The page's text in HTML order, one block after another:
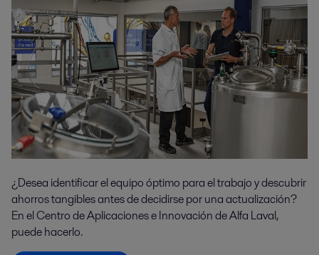
¿Desea identificar el equipo óptimo para el trabajo y descubrir
ahorros tangibles antes de decidirse por una actualización?
En el Centro de Aplicaciones e Innovación de Alfa Laval,
puede hacerlo.